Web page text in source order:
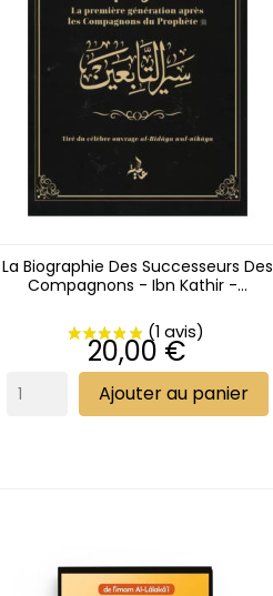
La Biographie Des Successeurs Des
Compagnons - Ibn Kathir -...
Prix
20,00 €
Ajouter au panier